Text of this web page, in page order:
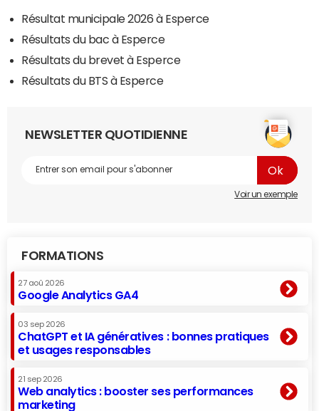
Résultat municipale 2026 à Esperce
Résultats du bac à Esperce
Résultats du brevet à Esperce
Résultats du BTS à Esperce
NEWSLETTER QUOTIDIENNE
Voir un exemple
FORMATIONS
27 aoû 2026
Google Analytics GA4
03 sep 2026
ChatGPT et IA génératives : bonnes pratiques
et usages responsables
21 sep 2026
Web analytics : booster ses performances
marketing